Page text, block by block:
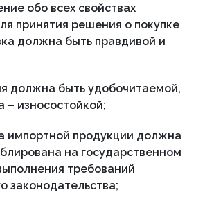
обо всех свойствах
принятия решения о покупке
должна быть правдивой и
должна быть удобочитаемой,
– износостойкой;
импортной продукции должна
на государственном
требований
законодательства;